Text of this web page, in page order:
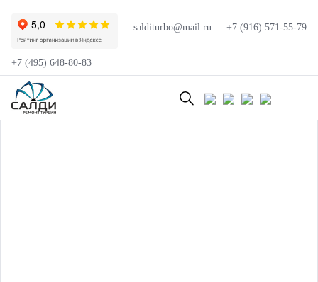
salditurbo@mail.ru +7 (916) 571-55-79
+7 (495) 648-80-83